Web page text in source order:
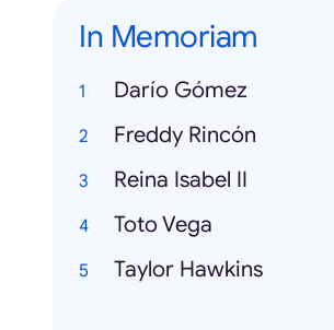
In Memoriam
Darío Gómez
Freddy Rincón
Reina Isabel II
Toto Vega
Taylor Hawkins